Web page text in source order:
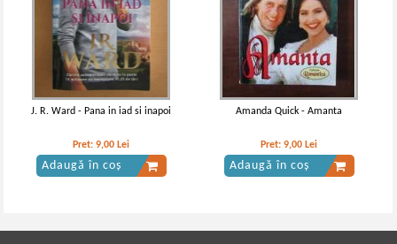
J. R. Ward - Pana in iad si inapoi
Pret:9,00 Lei
Adaugă în coș
Amanda Quick - Amanta
Pret:9,00 Lei
Adaugă în coș